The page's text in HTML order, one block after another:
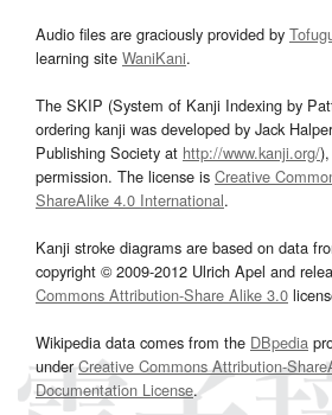
Audio files are graciously provided by
learning site WaniKani.
The SKIP (System of Kanji Indexing by
ordering kanji was developed by Jack
Publishing Society at http://www.kanji.org/
permission. The license is Creative
ShareAlike 4.0 International.
Kanji stroke diagrams are based on data
copyright © 2009-2012 Ulrich Apel and
Commons Attribution-Share Alike 3.0
Wikipedia data comes from the DBpedia
underCreative Commons Attribution-
Documentation License.